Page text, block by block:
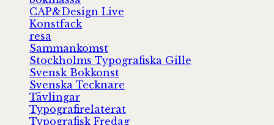
CAP&Design Live
Konstfack
resa
Sammankomst
Stockholms Typografiska Gille
Svensk Bokkonst
Svenska Tecknare
Tävlingar
Typografirelaterat
Typografisk Fredag